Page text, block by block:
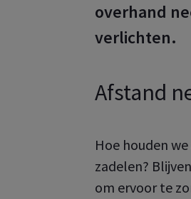
overhand
verlichten.
Afstand
Hoe houden
zadelen?
om ervoor te